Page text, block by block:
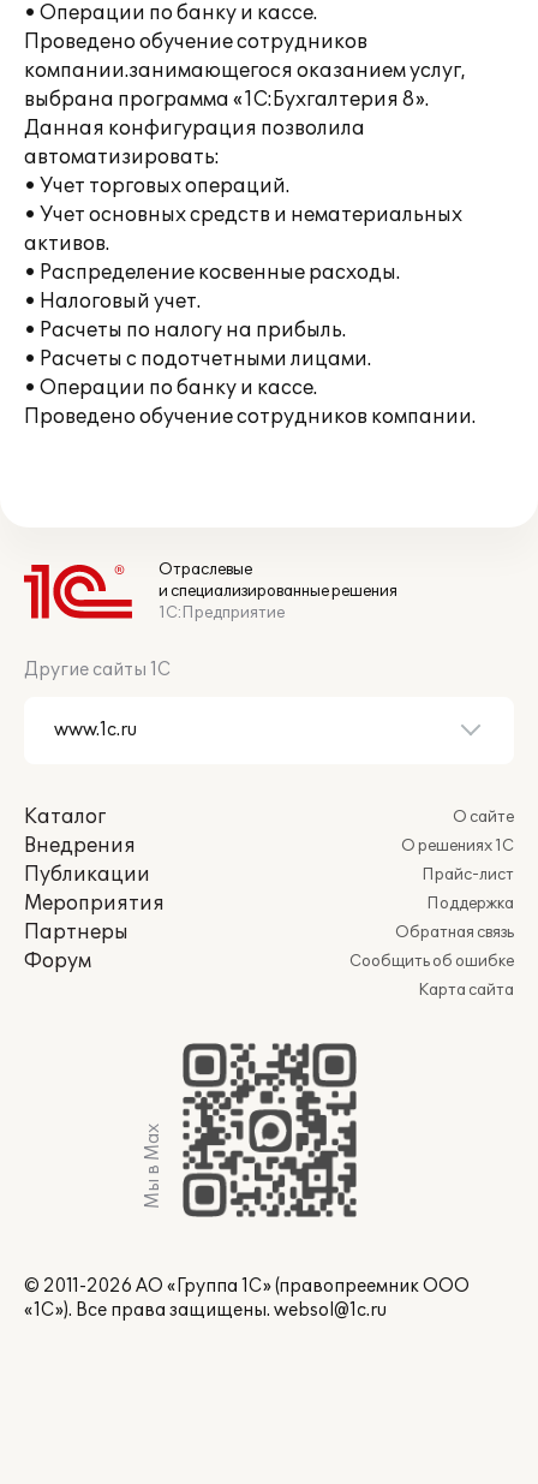
• Операции по банку и кассе.
Проведено обучение сотрудников
компании.занимающегося оказанием услуг,
выбрана программа «1С:Бухгалтерия 8».
Данная конфигурация позволила
автоматизировать:
• Учет торговых операций.
• Учет основных средств и нематериальных
активов.
• Распределение косвенные расходы.
• Налоговый учет.
• Расчеты по налогу на прибыль.
• Расчеты с подотчетными лицами.
• Операции по банку и кассе.
Проведено обучение сотрудников компании.
Отраслевые
и специализированные решения
1С:Предприятие
Другие сайты 1С
Каталог
Внедрения
Публикации
Мероприятия
Партнеры
Форум
О сайте
О решениях 1С
Прайс-лист
Поддержка
Обратная связь
Сообщить об ошибке
Карта сайта
Мы в Max
© 2011-2026 АО «Группа 1С» (правопреемник ООО
«1С»). Все права защищены. websol@1c.ru